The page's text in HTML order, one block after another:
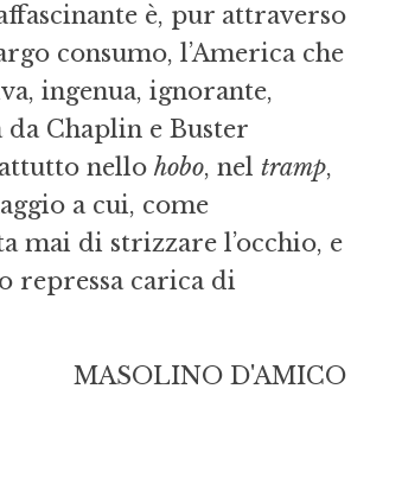
è, pur attraverso
consumo, l’America che
ingenua, ignorante,
Chaplin e Buster
nello hobo, nel tramp,
a cui, come
mai di strizzare l’occhio, e
repressa carica di
MASOLINO D'AMICO